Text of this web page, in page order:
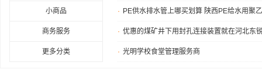
小商品
商务服务
更多分类
· PE供水排水管上哪买划算 陕西PE给水用聚
· 优惠的煤矿井下用封孔连接装置就在河北东
· 光明学校食堂管理服务商